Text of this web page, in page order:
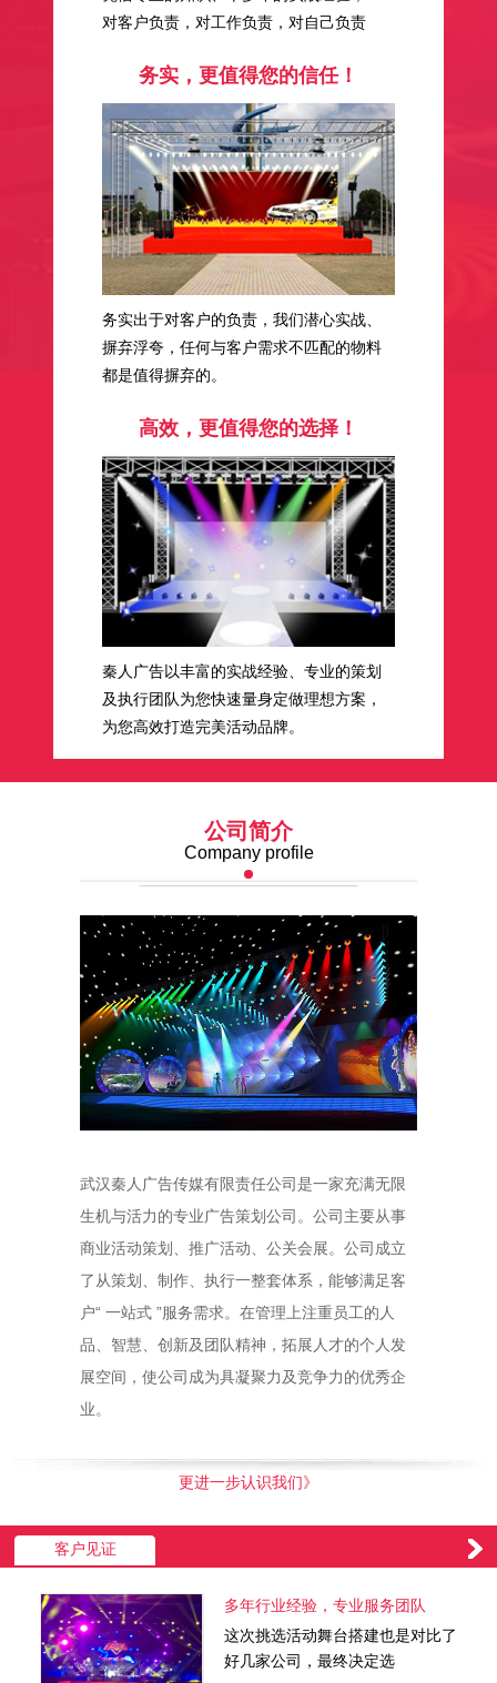
对客户负责，对工作负责，对自己负责
务实，更值得您的信任！
务实出于对客户的负责，我们潜心实战、
摒弃浮夸，任何与客户需求不匹配的物料
都是值得摒弃的。
高效，更值得您的选择！
秦人广告以丰富的实战经验、专业的策划
及执行团队为您快速量身定做理想方案，
为您高效打造完美活动品牌。
公司简介
Company profile
武汉秦人广告传媒有限责任公司是一家充满无限
生机与活力的专业广告策划公司。公司主要从事
商业活动策划、推广活动、公关会展。公司成立
了从策划、制作、执行一整套体系，能够满足客
户“ 一站式 ”服务需求。在管理上注重员工的人
品、智慧、创新及团队精神，拓展人才的个人发
展空间，使公司成为具凝聚力及竞争力的优秀企
业。
更进一步认识我们》
客户见证
多年行业经验，专业服务团队
这次挑选活动舞台搭建也是对比了
好几家公司，最终决定选